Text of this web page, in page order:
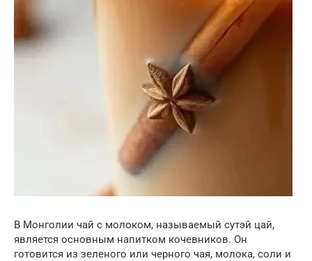
В Монголии чай с молоком, называемый сутэй цай,
является основным напитком кочевников. Он
готовится из зеленого или черного чая, молока, соли и